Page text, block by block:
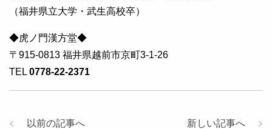
（福井県立大学・武生高校卒）
◆虎ノ門漢方堂◆
〒915-0813 福井県越前市京町3-1-26
TEL 0778-22-2371
新しい記事へ
以前の記事へ